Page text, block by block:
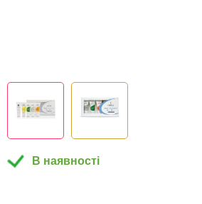
В наявності